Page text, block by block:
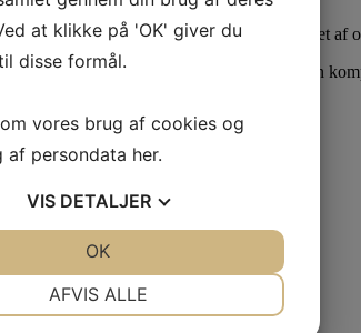
meste iøvrigt enten er patenteret, beskyttet af
beskyttes – og bliver det heller ikke, men
at klikke på 'OK' giver du
disse formål.
vores brug af cookies og
af persondata her.
VIS DETALJER
AFVIS ALLE
OK